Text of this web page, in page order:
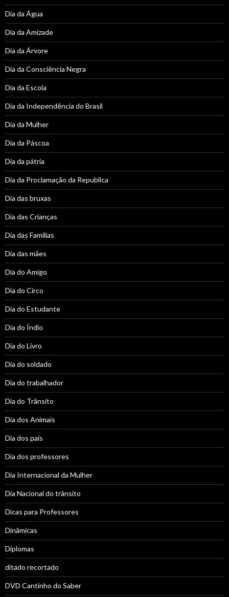
Dia da Água
Dia da Amizade
Dia da Árvore
Dia da Consciência Negra
Dia da Escola
Dia da Independência do Brasil
Dia da Mulher
Dia da Páscoa
Dia da pátria
Dia da Proclamação da Republica
Dia das bruxas
Dia das Crianças
Dia das Famílias
Dia das mães
Dia do Amigo
Dia do Circo
Dia do Estudante
Dia do Índio
Dia do Livro
Dia do soldado
Dia do trabalhador
Dia do Trânsito
Dia dos Animais
Dia dos pais
Dia dos professores
Dia Internacional da Mulher
Dia Nacional do trânsito
Dicas para Professores
Dinâmicas
Diplomas
ditado recortado
DVD Cantinho do Saber